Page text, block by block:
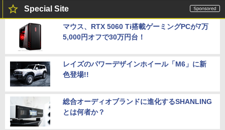
Special Site
マウス、RTX 5060 Ti搭載ゲーミングPCが7万
5,000円オフで30万円台！
レイズのパワーデザインホイール「M6」に新
色登場!!
総合オーディオブランドに進化するSHANLING
とは何者か？